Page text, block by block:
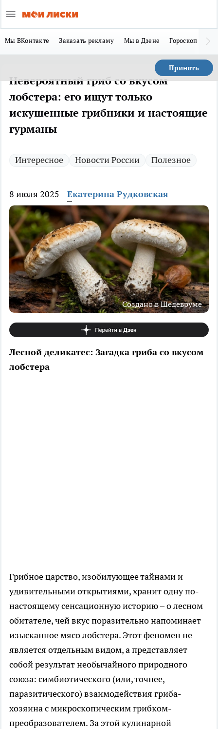
Мы ВКонтакте Заказать рекламу Мы в Дзене Гороскоп
Принять
Невероятный гриб со вкусом
лобстера: его ищут только
искушенные грибники и настоящие
гурманы
Интересное Новости России Полезное
8 июля 2025 Екатерина Рудковская
Создано в Шедевруме
Лесной деликатес: Загадка гриба со вкусом
лобстера
Грибное царство, изобилующее тайнами и
удивительными открытиями, хранит одну по-
настоящему сенсационную историю – о лесном
обитателе, чей вкус поразительно напоминает
изысканное мясо лобстера. Этот феномен не
является отдельным видом, а представляет
собой результат необычайного природного
союза: симбиотического (или, точнее,
паразитического) взаимодействия гриба-
хозяина с микроскопическим грибком-
преобразователем. За этой кулинарной